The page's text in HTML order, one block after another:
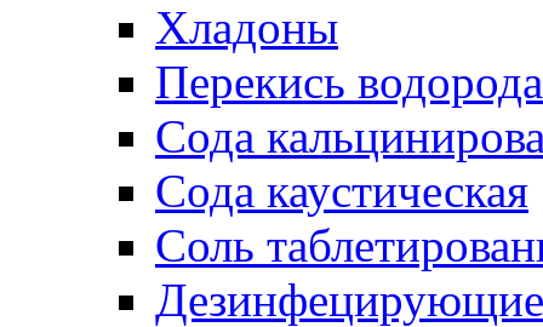
Хладоны
Перекись водорода
Сода
Сода каустическая
Соль
Дезинфецирующие